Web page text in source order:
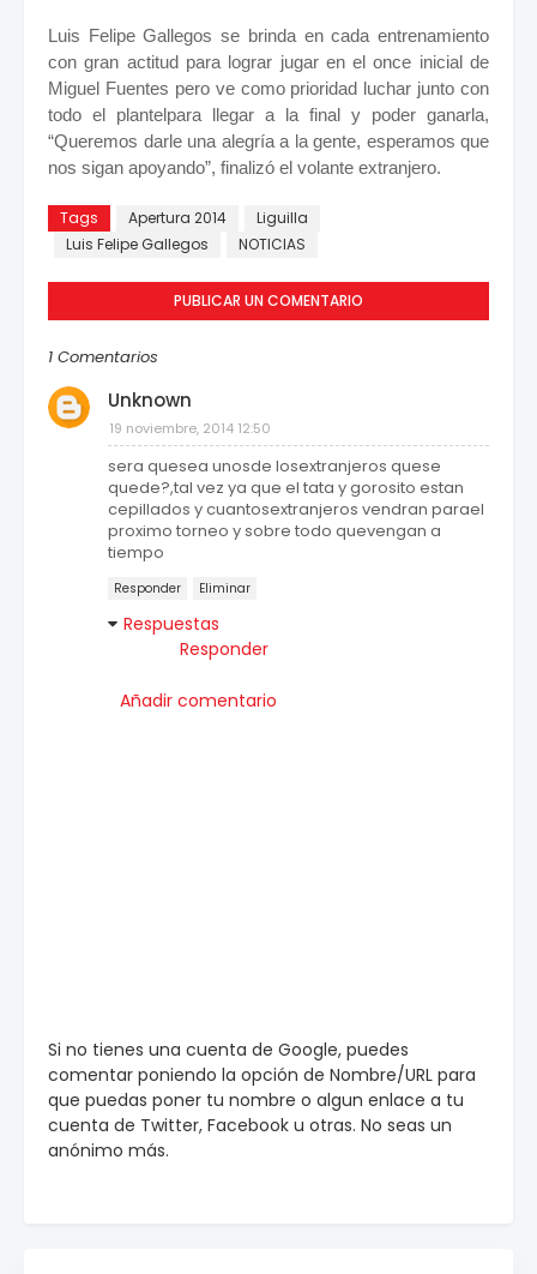
Luis Felipe Gallegos se brinda en cada entrenamiento
con gran actitud para lograr jugar en el once inicial de
Miguel Fuentes pero ve como prioridad luchar junto con
todo el plantelpara llegar a la final y poder ganarla,
“Queremos darle una alegría a la gente, esperamos que
nos sigan apoyando”, finalizó el volante extranjero.
Tags Apertura 2014
Liguilla
Luis Felipe Gallegos
NOTICIAS
PUBLICAR UN COMENTARIO
1 Comentarios
Unknown
19 noviembre, 2014 12:50
sera quesea unosde losextranjeros quese
quede?,tal vez ya que el tata y gorosito estan
cepillados y cuantosextranjeros vendran parael
proximo torneo y sobre todo quevengan a
tiempo
Responder Eliminar
Respuestas
Responder
Añadir comentario
Si no tienes una cuenta de Google, puedes
comentar poniendo la opción de Nombre/URL para
que puedas poner tu nombre o algun enlace a tu
cuenta de Twitter, Facebook u otras. No seas un
anónimo más.